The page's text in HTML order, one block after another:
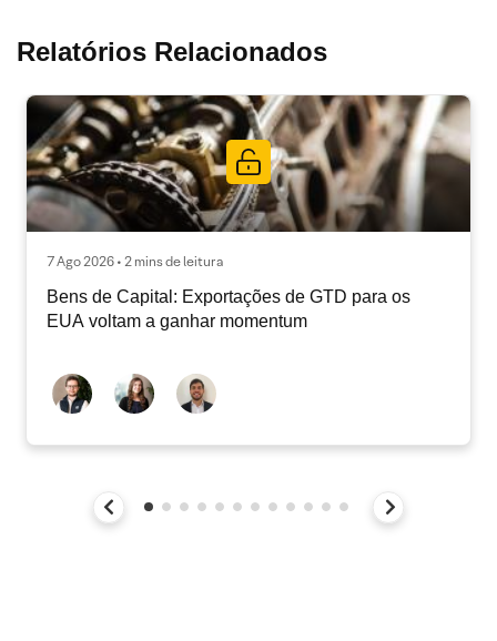
Relatórios Relacionados
7 Ago 2026 • 2 mins de leitura
Bens de Capital: Exportações de GTD para os
EUA voltam a ganhar momentum